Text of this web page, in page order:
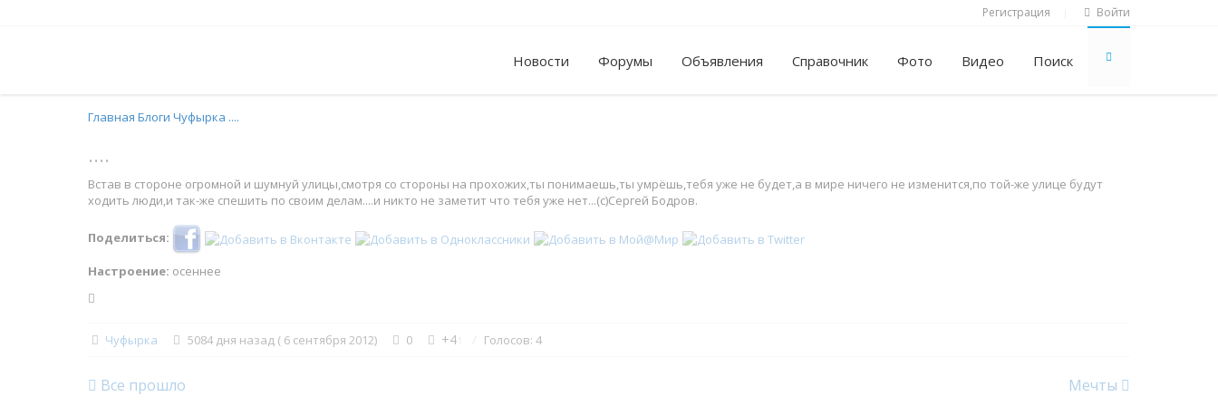
Регистрация Войти
Новости Форумы Объявления Справочник Фото Видео Поиск
Главная Блоги Чуфырка ....
....
Встав в стороне огромной и шумнуй улицы,смотря со стороны на прохожих,ты понимаешь,ты умрёшь,тебя уже не будет,а в мире ничего не изменится,по той-же улице будут
ходить люди,и так-же спешить по своим делам....и никто не заметит что тебя уже нет...(с)Сергей Бодров.
Поделиться:
Настроение: осеннее
Чуфырка 5084 дня назад ( 6 сентября 2012) 0 +4 Голосов: 4
Все прошло Мечты